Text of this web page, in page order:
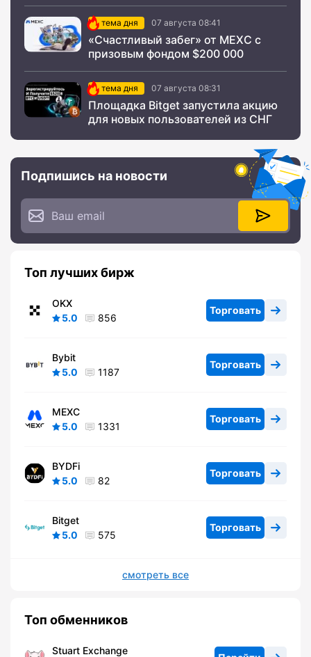
тема дня 07 августа 08:41
«Счастливый забег» от MEXC с
призовым фондом $200 000
тема дня 07 августа 08:31
Площадка Bitget запустила акцию
для новых пользователей из СНГ
Подпишись на новости
Топ лучших бирж
OKX
5.0
856
Торговать
Bybit
5.0
1187
Торговать
MEXC
5.0
1331
Торговать
BYDFi
5.0
82
Торговать
Bitget
5.0
575
Торговать
смотреть все
Топ обменников
Stuart Exchange